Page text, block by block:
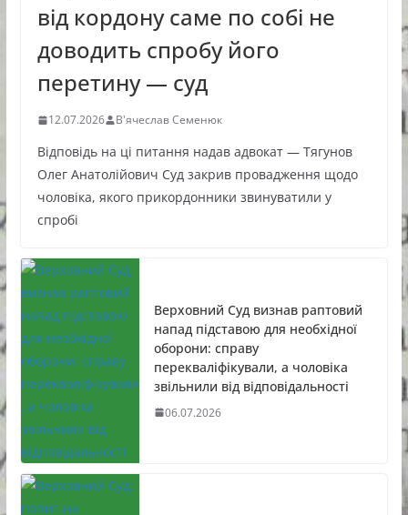
від кордону саме по собі не
доводить спробу його
перетину — суд
12.07.2026 В'ячеслав Семенюк
Відповідь на ці питання надав адвокат — Тягунов
Олег Анатолійович Суд закрив провадження щодо
чоловіка, якого прикордонники звинуватили у
спробі
Верховний Суд визнав раптовий
напад підставою для необхідної
оборони: справу
перекваліфікували, а чоловіка
звільнили від відповідальності
06.07.2026